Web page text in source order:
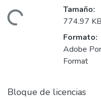
Tamaño:
774.97 KB
Formato:
Adobe
Format
Bloque de licencias